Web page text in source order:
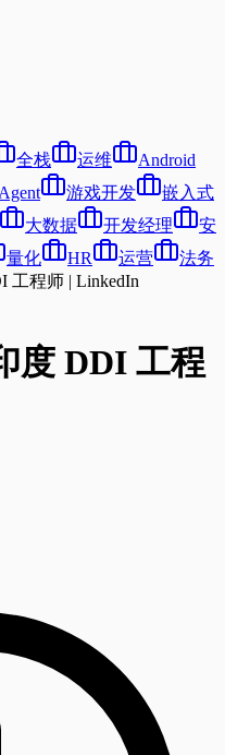
全栈 运维
Android
游戏开发
嵌入式
大数据 开发经理
安
量化 HR 运营
法务
工程师 | LinkedIn
度 DDI 工程